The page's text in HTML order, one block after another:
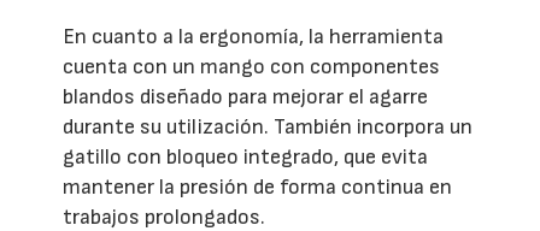
En cuanto a la ergonomía, la herramienta
cuenta con un mango con componentes
blandos diseñado para mejorar el agarre
durante su utilización. También incorpora un
gatillo con bloqueo integrado, que evita
mantener la presión de forma continua en
trabajos prolongados.